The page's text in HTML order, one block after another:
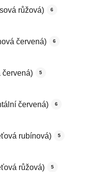
růžová) 6
červená) 6
červená) 5
červená) 6
rubínová) 5
růžová) 5